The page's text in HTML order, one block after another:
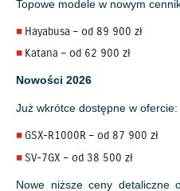
Topowe modele w nowym
Hayabusa – od 89 900 zł
Katana – od 62 900 zł
Nowości 2026
Już wkrótce dostępne w ofercie:
GSX-R1000R – od 87 900 zł
SV-7GX – od 38 500 zł
Nowe niższe ceny detaliczne